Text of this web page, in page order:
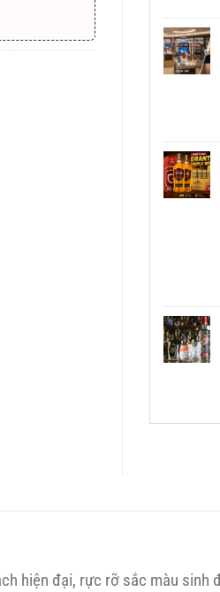
hiện đại, rực rỡ sắc màu sinh